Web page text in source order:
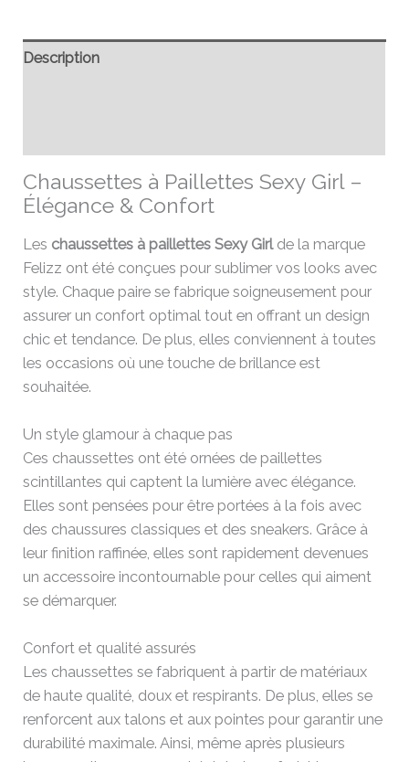
Description
Chaussettes à Paillettes Sexy Girl –
Élégance & Confort
Les chaussettes à paillettes Sexy Girlde la marque
Felizz ont été conçues pour sublimer vos looks avec
style. Chaque paire se fabrique soigneusement pour
assurer un confort optimal tout en offrant un design
chic et tendance. De plus, elles conviennent à toutes
les occasions où une touche de brillance est
souhaitée.
Un style glamour à chaque pas
Ces chaussettes ont été ornées de paillettes
scintillantes qui captent la lumière avec élégance.
Elles sont pensées pour être portées à la fois avec
des chaussures classiques et des sneakers. Grâce à
leur finition raffinée, elles sont rapidement devenues
un accessoire incontournable pour celles qui aiment
se démarquer.
Confort et qualité assurés
Les chaussettes se fabriquent à partir de matériaux
de haute qualité, doux et respirants. De plus, elles se
renforcent aux talons et aux pointes pour garantir une
durabilité maximale. Ainsi, même après plusieurs